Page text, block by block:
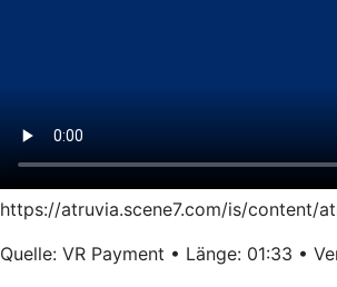
https://atruvia.scene7.com/is/content/
Quelle: VR Payment • Länge: 01:33 •